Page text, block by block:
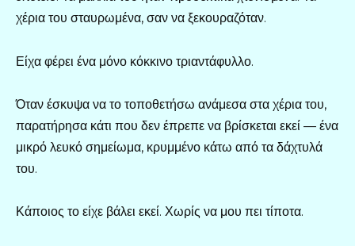
χέρια του σταυρωμένα, σαν να ξεκουραζόταν.
Είχα φέρει ένα μόνο κόκκινο τριαντάφυλλο.
Όταν έσκυψα να το τοποθετήσω ανάμεσα στα χέρια του,
παρατήρησα κάτι που δεν έπρεπε να βρίσκεται εκεί — ένα
μικρό λευκό σημείωμα, κρυμμένο κάτω από τα δάχτυλά
του.
Κάποιος το είχε βάλει εκεί. Χωρίς να μου πει τίποτα.